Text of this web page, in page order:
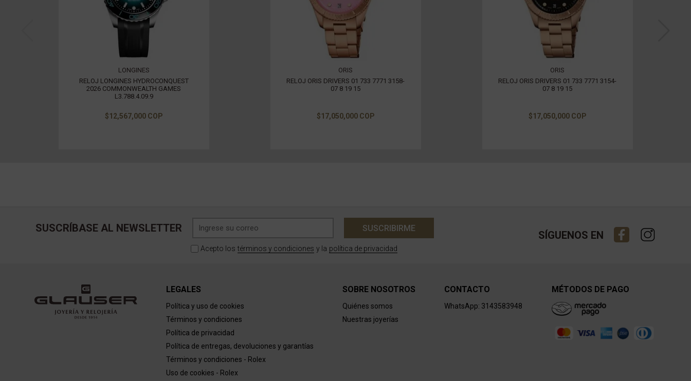
LONGINES
RELOJ LONGINES HYDROCONQUEST
2026 COMMONWEALTH GAMES
L3.788.4.09.9
$12,567,000 COP
ORIS
RELOJ ORIS DRIVERS 01 733 7771 3158-
07 8 19 15
$17,050,000 COP
ORIS
RELOJ ORIS DRIVERS 01 733 7771 3154-
07 8 19 15
$17,050,000 COP
SUSCRÍBASE AL NEWSLETTER SUSCRIBIRME
Acepto los términos y condiciones y la política de privacidad
SÍGUENOS EN
LEGALES
Política y uso de cookies
Términos y condiciones
Política de privacidad
Política de entregas, devoluciones y garantías
Términos y condiciones - Rolex
Uso de cookies - Rolex
SOBRE NOSOTROS
Quiénes somos
Nuestras joyerías
CONTACTO
WhatsApp: 3143583948
MÉTODOS DE PAGO